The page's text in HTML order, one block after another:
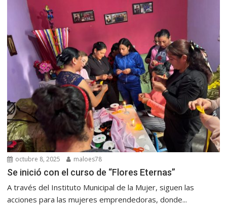
octubre 8, 2025 maloes78
Se inició con el curso de “Flores Eternas”
A través del Instituto Municipal de la Mujer, siguen las
acciones para las mujeres emprendedoras, donde...